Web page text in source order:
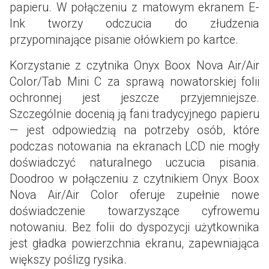
papieru. W połączeniu z matowym ekranem E-
Ink tworzy odczucia do złudzenia
przypominające pisanie ołówkiem po kartce.
Korzystanie z czytnika Onyx Boox Nova Air/Air
Color/Tab Mini C za sprawą nowatorskiej folii
ochronnej jest jeszcze przyjemniejsze.
Szczególnie docenią ją fani tradycyjnego papieru
— jest odpowiedzią na potrzeby osób, które
podczas notowania na ekranach LCD nie mogły
doświadczyć naturalnego uczucia pisania.
Doodroo w połączeniu z czytnikiem Onyx Boox
Nova Air/Air Color oferuje zupełnie nowe
doświadczenie towarzyszące cyfrowemu
notowaniu. Bez folii do dyspozycji użytkownika
jest gładka powierzchnia ekranu, zapewniająca
większy poślizg rysika.